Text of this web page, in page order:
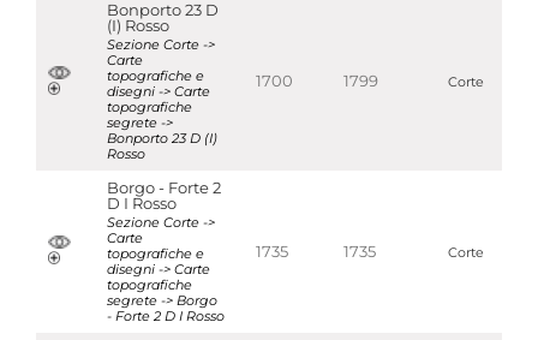
Bonporto 23 D
(I) Rosso
Sezione Corte ->
Carte
topografiche e
disegni -> Carte
topografiche
segrete ->
Bonporto 23 D (I)
Rosso
1700 1799 Corte
Borgo - Forte 2
D I Rosso
Sezione Corte ->
Carte
topografiche e
disegni -> Carte
topografiche
segrete -> Borgo
- Forte 2 D I Rosso
1735 1735 Corte